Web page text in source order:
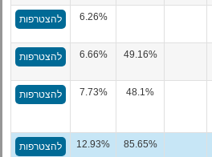
6.26% להצטרפות
49.16%
6.66% להצטרפות
48.1%
7.73% להצטרפות
85.65%
12.93% להצטרפות